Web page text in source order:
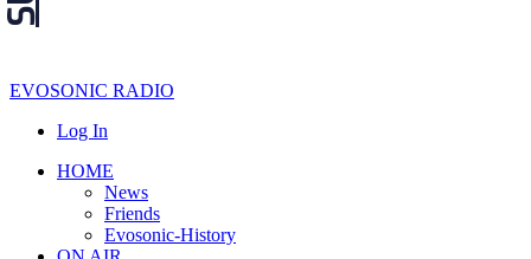
EVOSONIC RADIO
Log In
HOME
News
Friends
Evosonic-History